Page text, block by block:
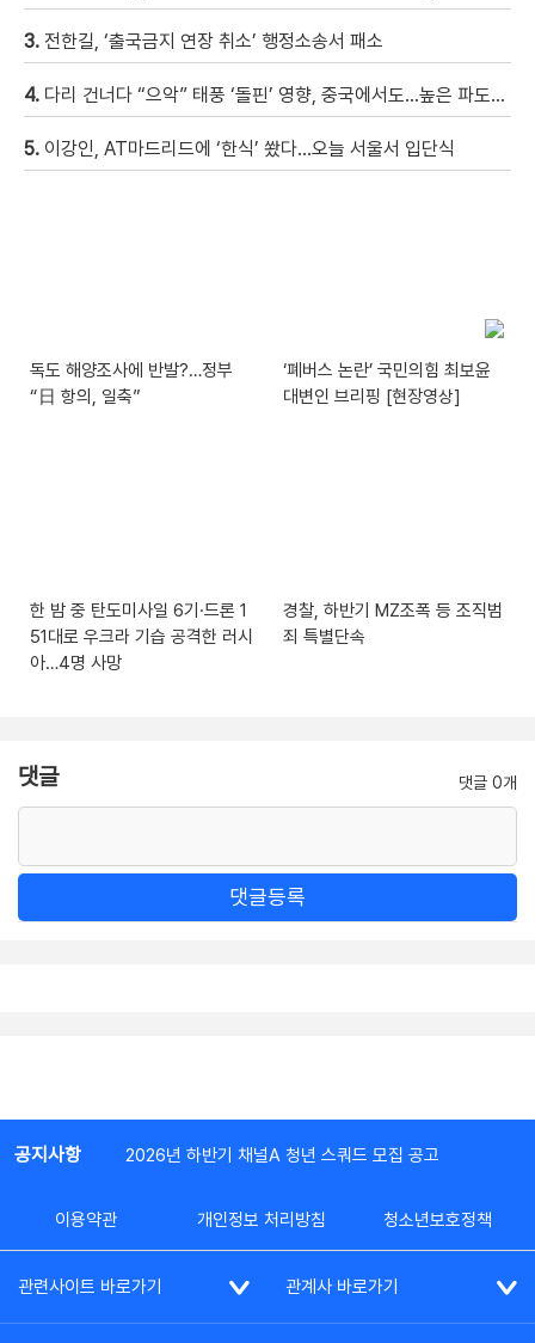
3. 전한길, ‘출국금지 연장 취소’ 행정소송서 패소
4. 다리 건너다 “으악” 태풍 ‘돌핀’ 영향, 중국에서도…높은 파도에 휩쓸려 9세 아이 실종 [현장영상]
5. 이강인, AT마드리드에 ‘한식’ 쐈다…오늘 서울서 입단식
독도 해양조사에 반발?…정부
“日 항의, 일축”
‘폐버스 논란’ 국민의힘 최보윤
대변인 브리핑 [현장영상]
한 밤 중 탄도미사일 6기·드론 1
51대로 우크라 기습 공격한 러시
아…4명 사망
경찰, 하반기 MZ조폭 등 조직범
죄 특별단속
댓글 댓글 0개
댓글등록
공지사항 2026년 하반기 채널A 청년 스쿼드 모집 공고
이용약관 개인정보 처리방침 청소년보호정책
관련사이트 바로가기 관계사 바로가기